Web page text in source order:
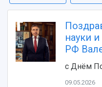
науки
РФ
с Днём
09.05.2026